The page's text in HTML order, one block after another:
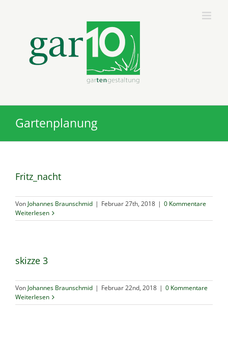
Gartenplanung
Fritz_nacht
Von Johannes Braunschmid | Februar 27th, 2018 | 0 Kommentare
Weiterlesen
skizze 3
Von Johannes Braunschmid | Februar 22nd, 2018 | 0 Kommentare
Weiterlesen